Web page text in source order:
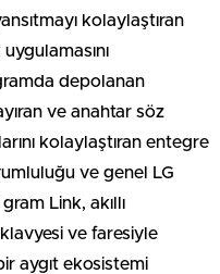
kolaylaştıran
depolanan
ve anahtar söz
kolaylaştıran entegre
ve genel LG
Link, akıllı
ve faresiyle
aygıt ekosistemi